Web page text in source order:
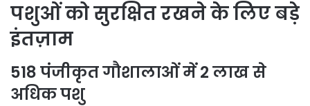
पशुओं को सुरक्षित रखने के लिए बड़े
इंतज़ाम
518पंजीकृत गौशालाओं में 2लाख से
अधिक पशु